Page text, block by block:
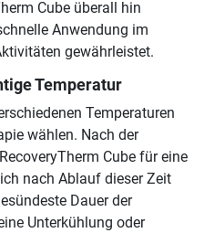
Cube überall hin
Anwendung im
gewährleistet.
Temperatur
Temperaturen
wählen. Nach der
Cube für eine
nach Ablauf dieser Zeit
Dauer der
Unterkühlung oder